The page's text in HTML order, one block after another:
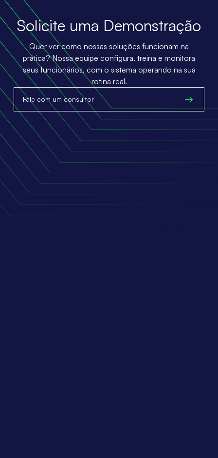
Solicite uma Demonstração
Quer ver como nossas soluções funcionam na
prática? Nossa equipe configura, treina e monitora
seus funcionários, com o sistema operando na sua
rotina real.
Fale com um consultor